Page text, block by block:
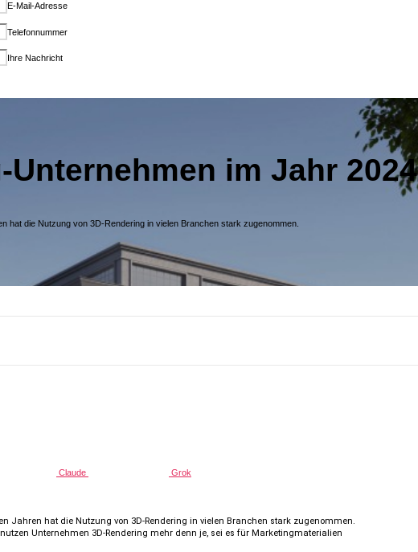
E-Mail-Adresse
Telefonnummer
Ihre Nachricht
Unternehmen im Jahr 2024
hat die Nutzung von 3D-Rendering in vielen Branchen stark zugenommen.
Claude Grok
Jahren hat die Nutzung von 3D-Rendering in vielen Branchen stark zugenommen.
Unternehmen 3D-Rendering mehr denn je, sei es für Marketingmaterialien